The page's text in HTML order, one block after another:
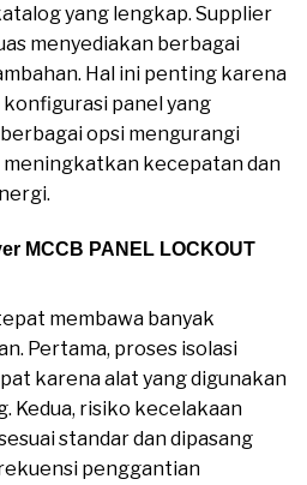
yang lengkap. Supplier
menyediakan berbagai
Hal ini penting karena
panel yang
opsi mengurangi
kecepatan dan
MCCB PANEL LOCKOUT
membawa banyak
Pertama, proses isolasi
karena alat yang digunakan
Kedua, risiko kecelakaan
standar dan dipasang
penggantian